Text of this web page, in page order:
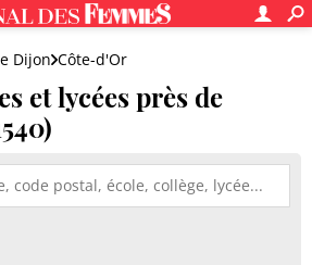
Dijon Côte-d'Or
et lycées près de